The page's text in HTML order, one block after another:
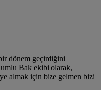
dönem geçirdiğini
Bak ekibi olarak,
almak için bize gelmen bizi